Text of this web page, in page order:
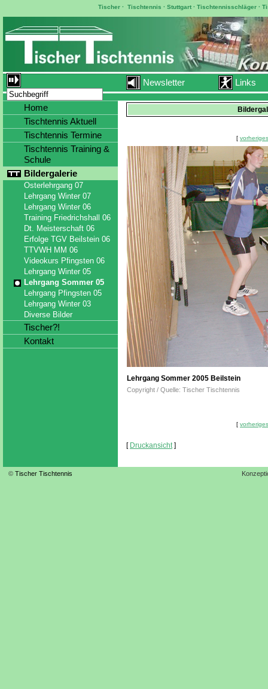
Tischer ·Tischtennis ·Stuttgart ·Tischtennisschläger ·
Newsletter Links
[
Lehrgang Sommer 2005 Beilstein
Copyright / Quelle: Tischer Tischtennis
[
[ Druckansicht]
Home
Tischtennis Aktuell
Tischtennis Termine
Tischtennis Training &
Schule
Bildergalerie
Osterlehrgang 07
Lehrgang Winter 07
Lehrgang Winter 06
Training Friedrichshall 06
Dt. Meisterschaft 06
Erfolge TGV Beilstein 06
TTVWH MM 06
Videokurs Pfingsten 06
Lehrgang Winter 05
Lehrgang Sommer 05
Lehrgang Pfingsten 05
Lehrgang Winter 03
Diverse Bilder
Tischer?!
Kontakt
© Tischer Tischtennis